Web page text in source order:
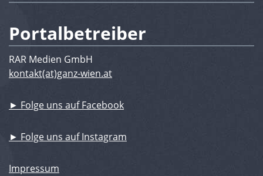
Portalbetreiber
RAR Medien GmbH
kontakt(at)ganz-wien.at
► Folge uns auf Facebook
► Folge uns auf Instagram
Impressum